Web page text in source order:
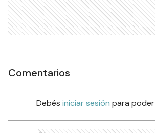
Comentarios
Debés iniciar sesión para